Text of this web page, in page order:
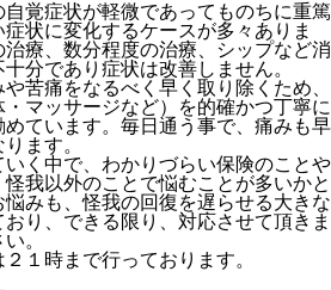
覚症状が軽微であってものちに重篤
状に変化するケースが多々ありま
療、数分程度の治療、シップなど消
分であり症状は改善しません。
苦痛をなるべく早く取り除くため、
マッサージなど）を的確かつ丁寧に
ています。毎日通う事で、痛みも早
ます。
いく中で、わかりづらい保険のことや
我以外のことで悩むことが多いかと
みも、怪我の回復を遅らせる大きな
り、できる限り、対応させて頂きま
。
１時まで行っております。